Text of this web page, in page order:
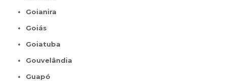
Goianira
Goiás
Goiatuba
Gouvelândia
Guapó